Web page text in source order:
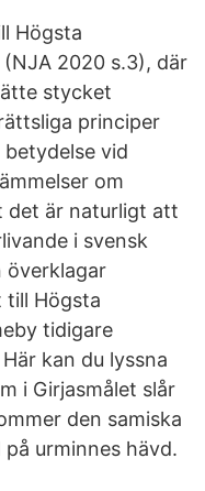
Högsta
2020 s.3), där
stycket
principer
vid
om
det är naturligt att
i svensk
överklagar
till Högsta
tidigare
kan du lyssna
i Girjasmålet slår
den samiska
urminnes hävd.